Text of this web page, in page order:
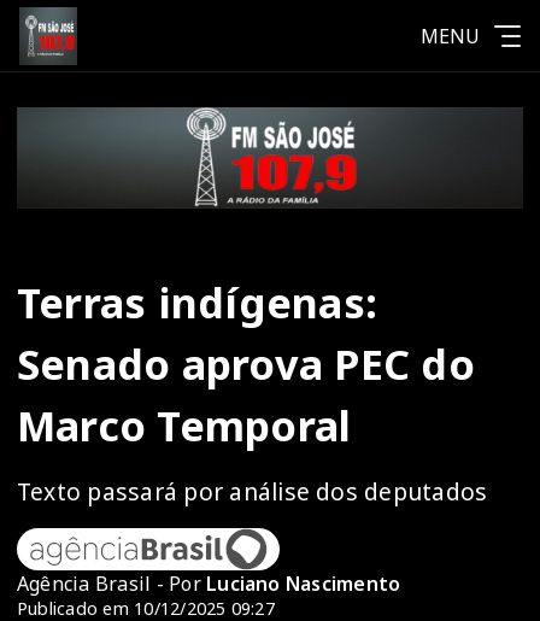
MENU
Terras indígenas:
Senado aprova PEC do
Marco Temporal
Texto passará por análise dos deputados
Agência Brasil - Por Luciano Nascimento
Publicado em 10/12/2025 09:27